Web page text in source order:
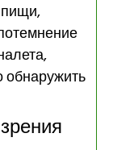
пищи,
обнаружить